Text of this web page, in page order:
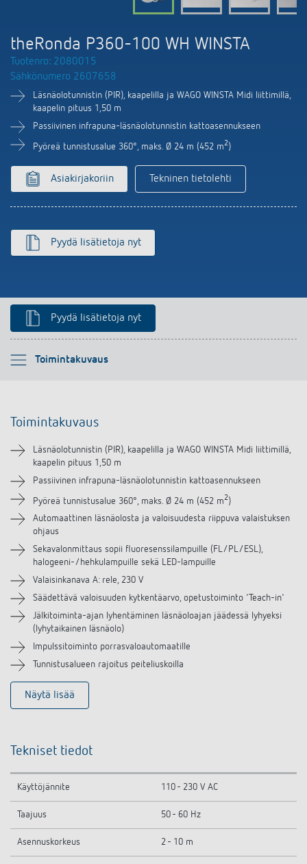
Tehokkaita apulaisia energiakriisissä
Design
Historia
Myynti maailmanlaajuisesti
LUXORliving
theRonda P360-100 WH WINSTA
Tuotenro: 2080015
Sähkönumero 2607658
Läsnäolotunnistin (PIR), kaapelilla ja WAGO WINSTA Midi liittimillä,
kaapelin pituus 1,50 m
Passiivinen infrapuna-läsnäolotunnistin kattoasennukseen
Pyöreä tunnistusalue 360°, maks. Ø 24 m (452 m2)
Asiakirjakoriin Tekninen tietolehti
Pyydä lisätietoja nyt
Pyydä lisätietoja nyt
Toimintakuvaus
Ole hyvä ja valitse
Lataukset
Lisätarvikkeet
Samanlaisia tuotteita
Toimintakuvaus
Läsnäolotunnistin (PIR), kaapelilla ja WAGO WINSTA Midi liittimillä,
kaapelin pituus 1,50 m
Passiivinen infrapuna-läsnäolotunnistin kattoasennukseen
Pyöreä tunnistusalue 360°, maks. Ø 24 m (452 m2)
Automaattinen läsnäolosta ja valoisuudesta riippuva valaistuksen
ohjaus
Sekavalonmittaus sopii fluoresenssilampuille (FL/PL/ESL),
halogeeni-/hehkulampuille sekä LED-lampuille
Valaisinkanava A: rele, 230 V
Säädettävä valoisuuden kytkentäarvo, opetustoiminto 'Teach-in'
Jälkitoiminta-ajan lyhentäminen läsnäoloajan jäädessä lyhyeksi
(lyhytaikainen läsnäolo)
Impulssitoiminto porrasvaloautomaatille
Tunnistusalueen rajoitus peiteliuskoilla
Näytä lisää
Tekniset tiedot
Käyttöjännite 110 - 230 V AC
Taajuus 50 - 60 Hz
Asennuskorkeus 2 - 10 m